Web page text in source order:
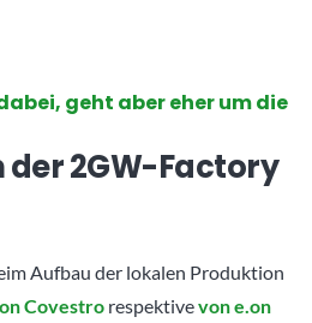
geht aber eher um die
2GW-Factory
Aufbau der lokalen Produktion
Covestro respektivevon e.on